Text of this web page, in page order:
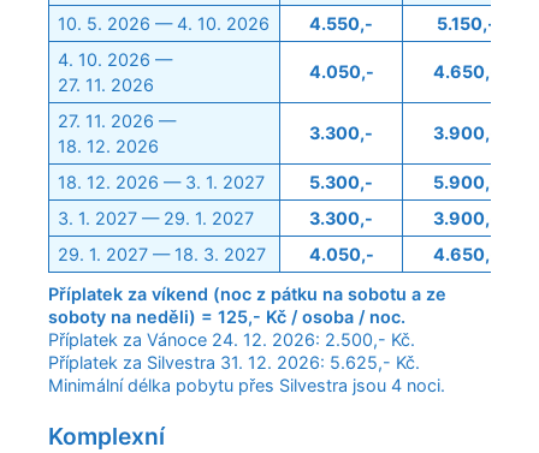
10. 5. 2026 — 4. 10. 2026 4.550,-
5.150,-
4. 10. 2026 —
27. 11. 2026
4.050,- 4.650,-
27. 11. 2026 —
18. 12. 2026
3.300,- 3.900,-
18. 12. 2026 — 3. 1. 2027 5.300,-
5.900,-
3. 1. 2027 — 29. 1. 2027
3.300,-
3.900,-
29. 1. 2027 — 18. 3. 2027
4.050,-
4.650,-
Příplatek za víkend (noc z pátku na sobotu a ze
soboty na neděli) = 125,- Kč / osoba / noc.
Příplatek za Vánoce 24. 12. 2026: 2.500,- Kč.
Příplatek za Silvestra 31. 12. 2026: 5.625,- Kč.
Minimální délka pobytu přes Silvestra jsou 4 noci.
Komplexní